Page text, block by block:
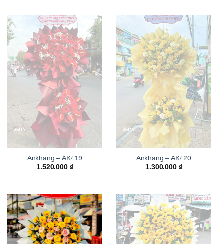
Ankhang – AK419
1.520.000 ₫
Ankhang – AK420
1.300.000 ₫